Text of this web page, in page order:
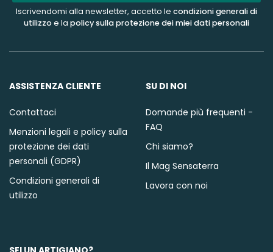
Iscrivendomi alla newsletter, accetto le condizioni generali di
utilizzoe la policy sulla protezione dei miei dati personali
ASSISTENZA CLIENTE
Contattaci
Menzioni legali e policy sulla
protezione dei dati
personali (GDPR)
Condizioni generali di
utilizzo
SU DI NOI
Domande più frequenti -
FAQ
Chi siamo?
Il Mag Sensaterra
Lavora con noi